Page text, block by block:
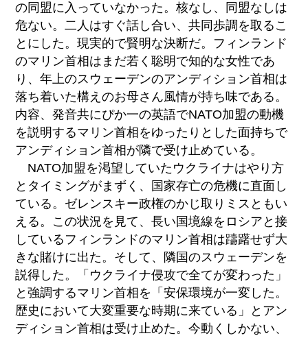
の同盟に入っていなかった。核なし、同盟なしは
危ない。二人はすぐ話し合い、共同歩調を取るこ
とにした。現実的で賢明な決断だ。フィンランド
のマリン首相はまだ若く聡明で知的な女性であ
り、年上のスウェーデンのアンディション首相は
落ち着いた構えのお母さん風情が持ち味である。
内容、発音共にぴか一の英語でNATO加盟の動機
を説明するマリン首相をゆったりとした面持ちで
アンディション首相が隣で受け止めている。
NATO加盟を渇望していたウクライナはやり方
とタイミングがまずく、国家存亡の危機に直面し
ている。ゼレンスキー政権のかじ取りミスともい
える。この状況を見て、長い国境線をロシアと接
しているフィンランドのマリン首相は躊躇せず大
きな賭けに出た。そして、隣国のスウェーデンを
説得した。「ウクライナ侵攻で全てが変わった」
と強調するマリン首相を「安保環境が一変した。
歴史において大変重要な時期に来ている」とアン
ディション首相は受け止めた。今動くしかない、